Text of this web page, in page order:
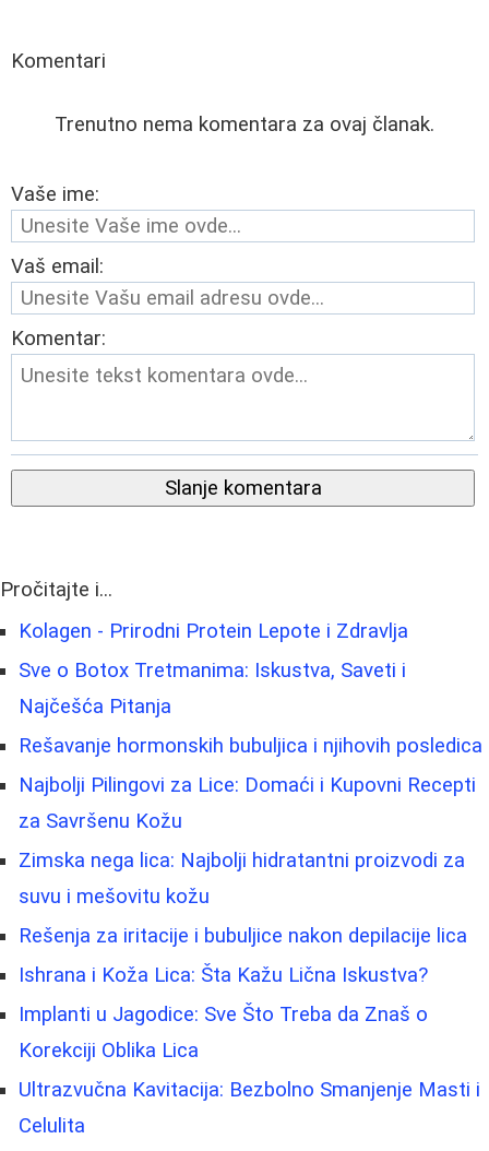
Komentari
Trenutno nema komentara za ovaj članak.
Vaše ime:
Vaš email:
Komentar:
Slanje komentara
Pročitajte i...
Kolagen - Prirodni Protein Lepote i Zdravlja
Sve o Botox Tretmanima: Iskustva, Saveti i
Najčešća Pitanja
Rešavanje hormonskih bubuljica i njihovih posledica
Najbolji Pilingovi za Lice: Domaći i Kupovni Recepti
za Savršenu Kožu
Zimska nega lica: Najbolji hidratantni proizvodi za
suvu i mešovitu kožu
Rešenja za iritacije i bubuljice nakon depilacije lica
Ishrana i Koža Lica: Šta Kažu Lična Iskustva?
Implanti u Jagodice: Sve Što Treba da Znaš o
Korekciji Oblika Lica
Ultrazvučna Kavitacija: Bezbolno Smanjenje Masti i
Celulita